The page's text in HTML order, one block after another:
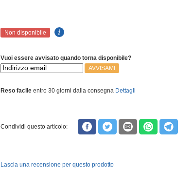
Non disponibile
Vuoi essere avvisato quando torna disponibile?
AVVISAMI
Reso facileentro 30 giorni dalla consegna Dettagli
Condividi questo articolo:
Lascia una recensione per questo prodotto